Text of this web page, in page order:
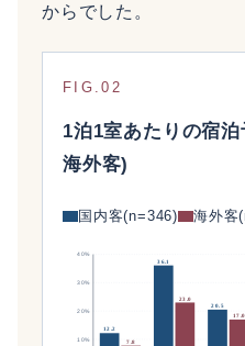
からでした。
FIG.02
1泊1室あたりの宿
海外客)
国内客(n=346) 海外客
10%
20%
30%
40%
12.2
7.8
36.1
23.0
20.5
17.0